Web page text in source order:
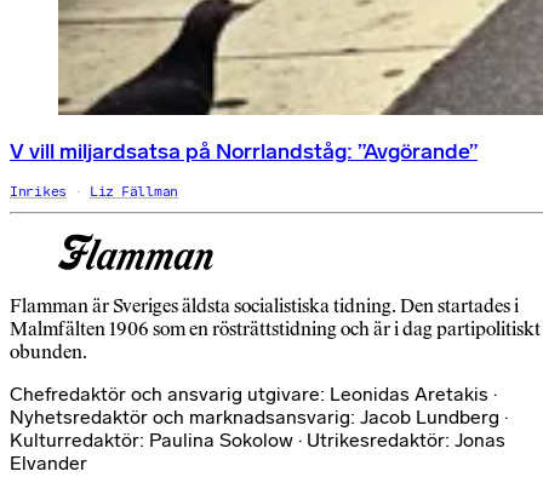
V vill miljardsatsa på Norrlandståg: ”Avgörande”
Inrikes Liz Fällman
Flamman är Sveriges äldsta socialistiska tidning. Den startades i
Malmfälten 1906 som en rösträttstidning och är i dag partipolitiskt
obunden.
Chefredaktör och ansvarig utgivare: Leonidas Aretakis ·
Nyhetsredaktör och marknadsansvarig: Jacob Lundberg ·
Kulturredaktör: Paulina Sokolow · Utrikesredaktör: Jonas
Elvander